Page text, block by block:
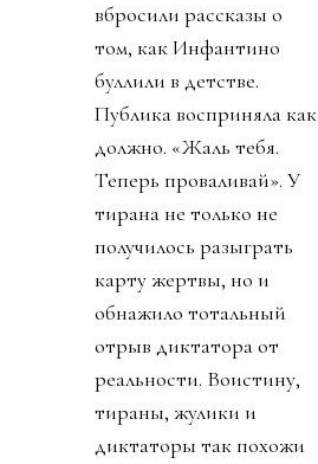
вбросили рассказы о
том, как Инфантино
буллили в детстве.
Публика восприняла как
должно. «Жаль тебя.
Теперь проваливай». У
тирана не только не
получилось разыграть
карту жертвы, но и
обнажило тотальный
отрыв диктатора от
реальности. Воистину,
тираны, жулики и
диктаторы так похожи